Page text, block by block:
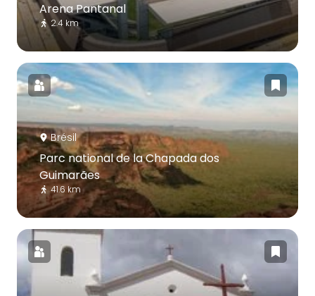
Arena Pantanal
2.4 km
Brésil
Parc national de la Chapada dos
Guimarães
41.6 km